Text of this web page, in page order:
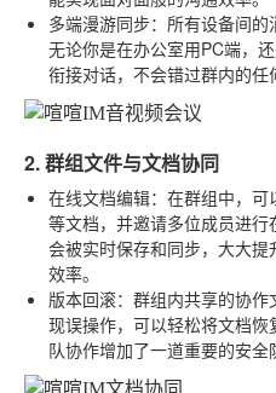
多端漫游同步：所有设备间的
无论你是在办公室用PC端，
衔接对话，不会错过群内的任
2. 群组文件与文档协同
在线文档编辑：在群组中，
等文档，并邀请多位成员进
会被实时保存和同步，大大
效率。
版本回滚：群组内共享的协
现误操作，可以轻松将文档
队协作增加了一道重要的安全